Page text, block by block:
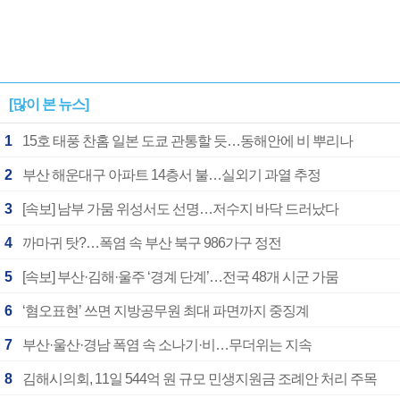
[많이 본 뉴스]
1 15호 태풍 찬홈 일본 도쿄 관통할 듯…동해안에 비 뿌리나
2 부산 해운대구 아파트 14층서 불…실외기 과열 추정
3 [속보] 남부 가뭄 위성서도 선명…저수지 바닥 드러났다
4 까마귀 탓?…폭염 속 부산 북구 986가구 정전
5 [속보] 부산·김해·울주 ‘경계 단계’…전국 48개 시군 가뭄
6 ‘혐오표현’ 쓰면 지방공무원 최대 파면까지 중징계
7 부산·울산·경남 폭염 속 소나기·비…무더위는 지속
8 김해시의회, 11일 544억 원 규모 민생지원금 조례안 처리 주목